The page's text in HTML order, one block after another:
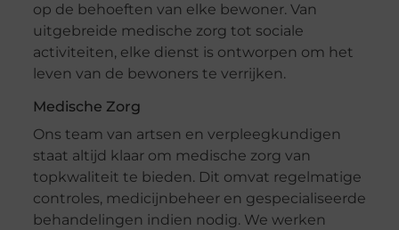
op de behoeften van elke bewoner. Van
uitgebreide medische zorg tot sociale
activiteiten, elke dienst is ontworpen om het
leven van de bewoners te verrijken.
Medische Zorg
Ons team van artsen en verpleegkundigen
staat altijd klaar om medische zorg van
topkwaliteit te bieden. Dit omvat regelmatige
controles, medicijnbeheer en gespecialiseerde
behandelingen indien nodig. We werken